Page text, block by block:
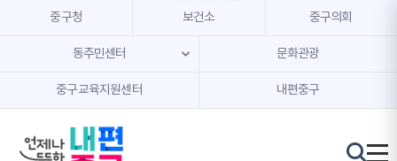
본문 내용 바로가기
주메뉴 바로가기
중구청 보건소 중구의회
동주민센터 문화관광
중구교육지원센터 내편중구